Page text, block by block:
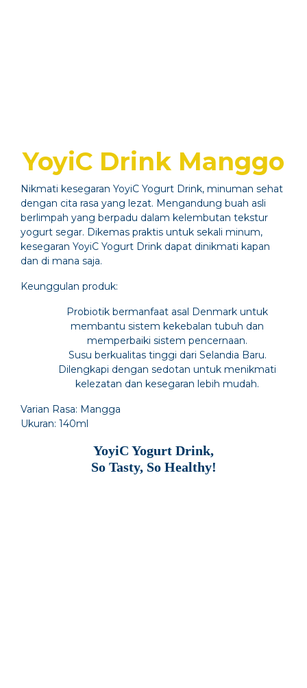
YoyiC Drink Manggo
Nikmati kesegaran YoyiC Yogurt Drink, minuman sehat
dengan cita rasa yang lezat. Mengandung buah asli
berlimpah yang berpadu dalam kelembutan tekstur
yogurt segar. Dikemas praktis untuk sekali minum,
kesegaran YoyiC Yogurt Drink dapat dinikmati kapan
dan di mana saja.
Keunggulan produk:
Probiotik bermanfaat asal Denmark untuk
membantu sistem kekebalan tubuh dan
memperbaiki sistem pencernaan.
Susu berkualitas tinggi dari Selandia Baru.
Dilengkapi dengan sedotan untuk menikmati
kelezatan dan kesegaran lebih mudah.
Varian Rasa: Mangga
Ukuran: 140ml
YoyiC Yogurt Drink,
So Tasty, So Healthy!